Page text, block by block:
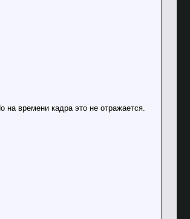
на времени кадра это не отражается.